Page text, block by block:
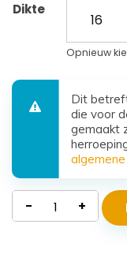
Dikte
Opnieuw
Dit
die voor
gemaakt
Matras
- +